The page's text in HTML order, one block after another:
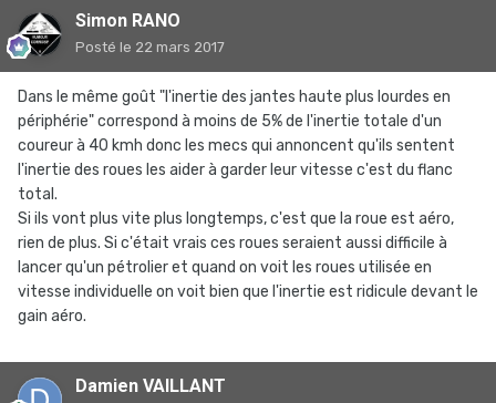
Simon RANO
Posté le 22 mars 2017
Dans le même goût "l'inertie des jantes haute plus lourdes en
périphérie" correspond à moins de 5% de l'inertie totale d'un
coureur à 40 kmh donc les mecs qui annoncent qu'ils sentent
l'inertie des roues les aider à garder leur vitesse c'est du flanc
total.
Si ils vont plus vite plus longtemps, c'est que la roue est aéro,
rien de plus. Si c'était vrais ces roues seraient aussi difficile à
lancer qu'un pétrolier et quand on voit les roues utilisée en
vitesse individuelle on voit bien que l'inertie est ridicule devant le
gain aéro.
Damien VAILLANT